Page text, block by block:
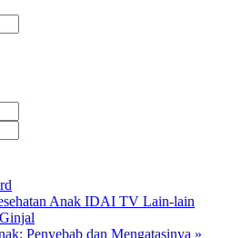
Anak IDAI TV Lain-lain
Penyebab dan Mengatasinya »